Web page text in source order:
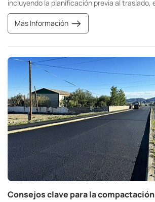
incluyendo la planificación previa al traslado,
estandarizado, la preparación del sitio, la
mantenimiento posterior a la puesta en
Más Información